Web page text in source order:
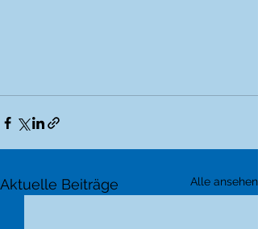
Aktuelle Beiträge Alle ansehen